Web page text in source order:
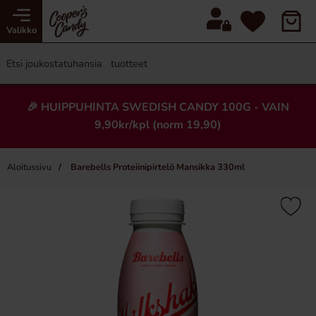
Valikko
🎉 HUIPPUHINTA SWEDISH CANDY 100G - VAIN
9,90kr/kpl (norm 19,90)
Aloitussivu Barebells Proteiinipirtelö Mansikka 330ml
×